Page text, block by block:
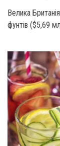
Велика
фунтів ($5,69